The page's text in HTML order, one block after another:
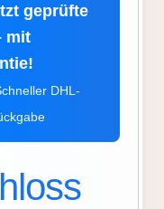
geprüfte
mit
DHL-